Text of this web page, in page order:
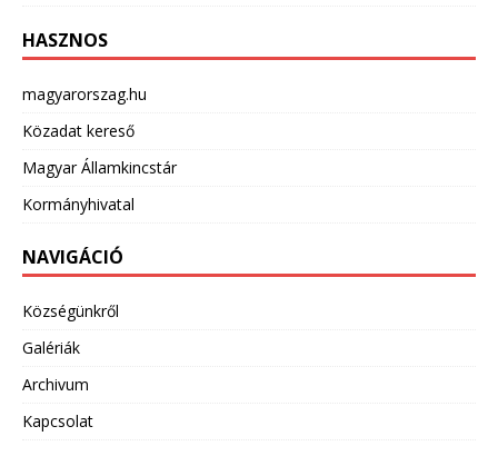
HASZNOS
magyarorszag.hu
Közadat kereső
Magyar Államkincstár
Kormányhivatal
NAVIGÁCIÓ
Községünkről
Galériák
Archivum
Kapcsolat